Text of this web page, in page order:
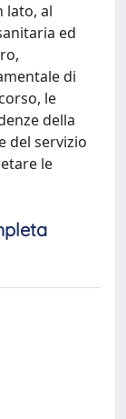
lato, al
ed
di
le
della
del servizio
le